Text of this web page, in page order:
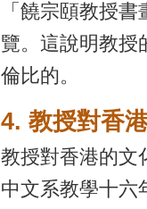
「饒宗頤教授
覽。這說明教授
倫比的。
4. 教授對香
教授對香港的文
中文系教學十六